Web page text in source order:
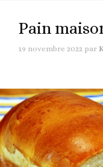
Pain
19 novembre 2022 par